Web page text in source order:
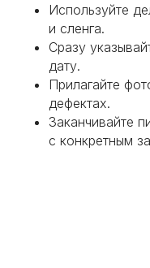
Используйте
и сленга.
Сразу
дату.
Прилагайте
дефектах.
Заканчивайте
с конкретным